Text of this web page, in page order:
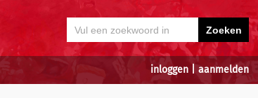
inloggen aanmelden